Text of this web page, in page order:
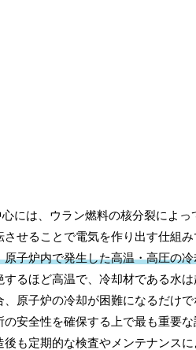
には、ウラン燃料の核分裂によ
せることで電気を作り出す仕組
原子炉内で発生した高温・高圧の
るほど高温で、冷却材である水
原子炉の冷却が困難になるだけ
安全性を確保する上で最も重要
も定期的な検査やメンテナンス